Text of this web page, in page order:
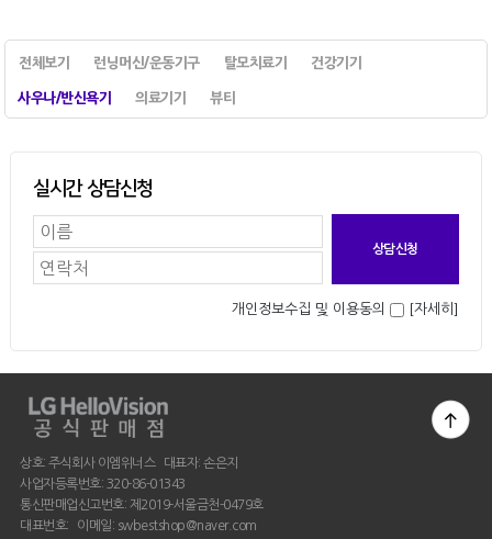
전체보기 런닝머신/운동기구 탈모치료기 건강기기
사우나/반신욕기 의료기기 뷰티
실시간 상담신청
개인정보수집 및 이용동의 [자세히]
상호: 주식회사 이엠위너스 대표자: 손은지
사업자등록번호: 320-86-01343
통신판매업신고번호: 제2019-서울금천-0479호
대표번호: 이메일: swbestshop@naver.com